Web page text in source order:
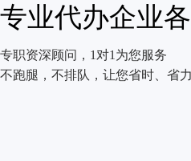
专业代办企业
专职资深顾问，1对1为您服务
不跑腿，不排队，让您省时、省